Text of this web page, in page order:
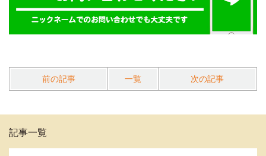
前の記事 一覧 次の記事
記事一覧